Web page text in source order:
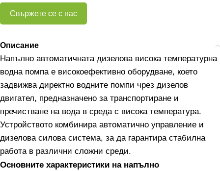
Свържете се с нас
Описание
Напълно автоматичната дизелова висока температурна
водна помпа е високоефективно оборудване, което
задвижва директно водните помпи чрез дизелов
двигател, предназначено за транспортиране и
пречистване на вода в среда с висока температура.
Устройството комбинира автоматично управление и
дизелова силова система, за да гарантира стабилна
работа в различни сложни среди.
Основните характеристики на напълно